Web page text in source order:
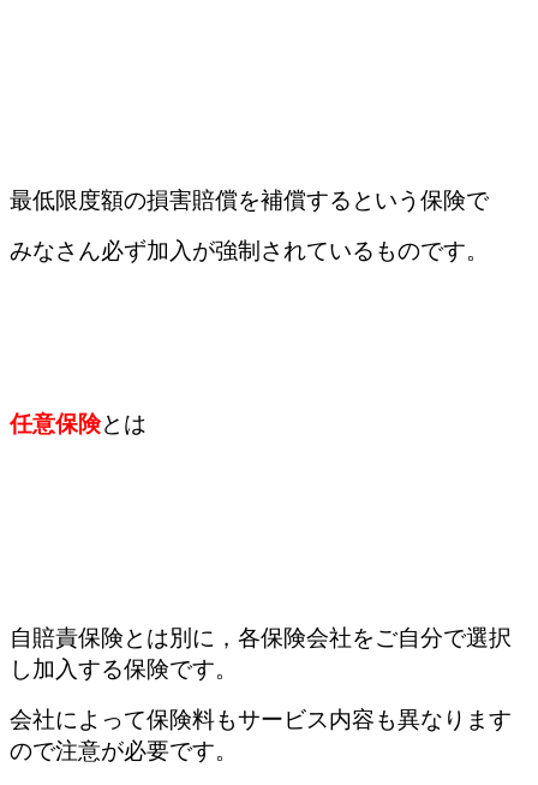
最低限度額の損害賠償を補償するという保険で
みなさん必ず加入が強制されているものです。
任意保険とは
自賠責保険とは別に，各保険会社をご自分で選択
し加入する保険です。
会社によって保険料もサービス内容も異なります
ので注意が必要です。